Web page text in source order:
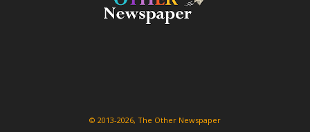
© 2013-2026, The Other Newspaper